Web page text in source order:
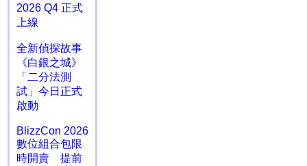
2026 Q4 正式
上線
全新偵探故事
《白銀之城》
「二分法測
試」今日正式
啟動
BlizzCon 2026
數位組合包限
時開賣 提前